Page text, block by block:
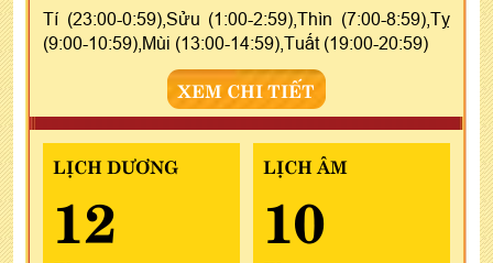
Tí (23:00-0:59),Sửu (1:00-2:59),Thìn (7:00-8:59),Tỵ
(9:00-10:59),Mùi (13:00-14:59),Tuất (19:00-20:59)
XEM CHI TIẾT
LỊCH DƯƠNG
12
LỊCH ÂM
10